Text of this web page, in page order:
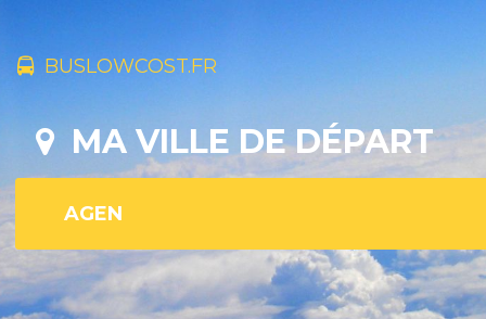
BUSLOWCOST.FR
MA VILLE DE DÉPART